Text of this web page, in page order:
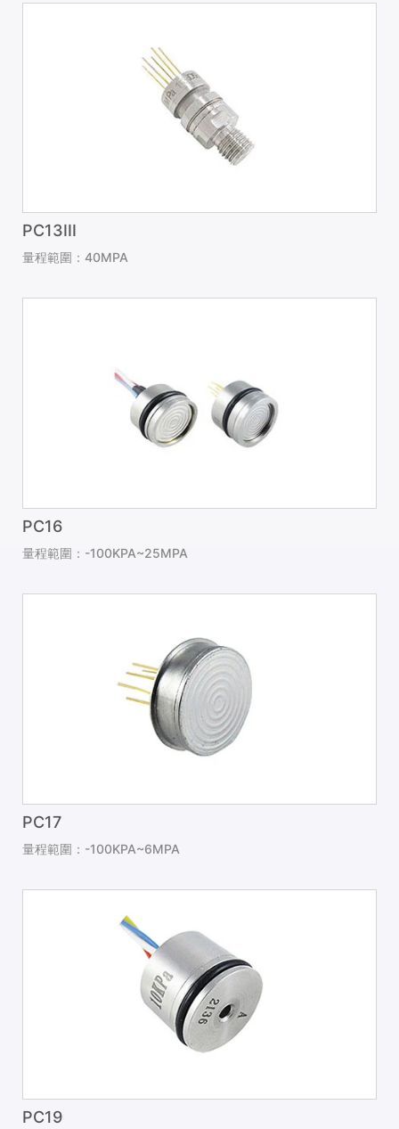
PC13III
量程範圍：40MPA
PC16
量程範圍：-100KPA~25MPA
PC17
量程範圍：-100KPA~6MPA
PC19